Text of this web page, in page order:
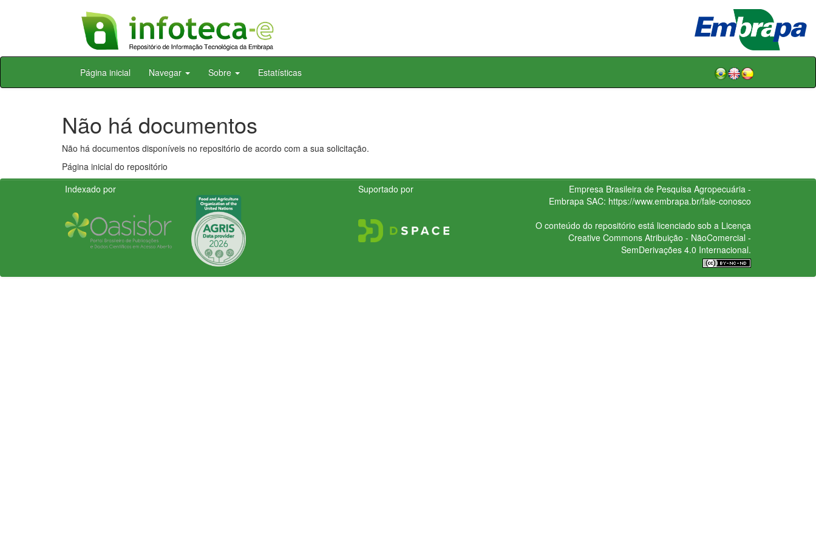
Skip
Página inicial Navegar Sobre Estatísticas
Não há documentos
Não há documentos disponíveis no repositório de acordo com a sua solicitação.
Página inicial do repositório
Indexado por
Suportado por
Empresa Brasileira de Pesquisa Agropecuária -
Embrapa SAC: https://www.embrapa.br/fale-conosco
O conteúdo do repositório está licenciado sob a Licença
Creative CommonsAtribuição - NãoComercial -
SemDerivações 4.0 Internacional.